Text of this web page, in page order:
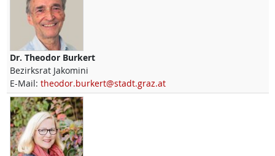
Dr. Theodor Burkert
Bezirksrat Jakomini
E-Mail: theodor.burkert@stadt.graz.at